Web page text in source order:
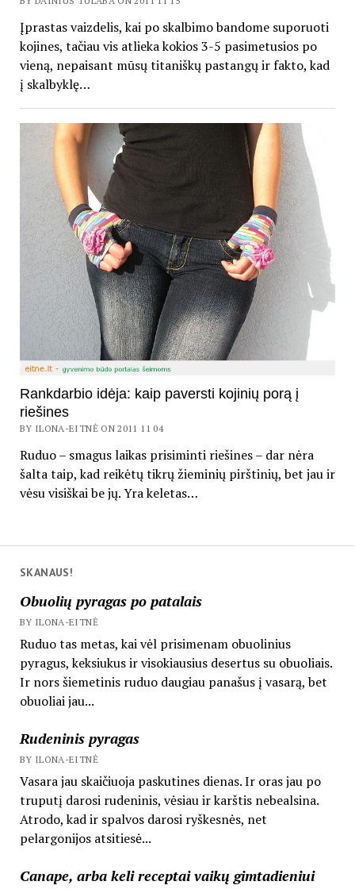
SKANAUS!
Obuolių pyragas po patalais
BY ILONA-EITNĖ
Ruduo tas metas, kai vėl prisimenam obuolinius
pyragus, keksiukus ir visokiausius desertus su obuoliais.
Ir nors šiemetinis ruduo daugiau panašus į vasarą, bet
obuoliai jau...
Rudeninis pyragas
BY ILONA-EITNĖ
Vasara jau skaičiuoja paskutines dienas. Ir oras jau po
truputį darosi rudeninis, vėsiau ir karštis nebealsina.
Atrodo, kad ir spalvos darosi ryškesnės, net
pelargonijos atsitiesė...
Canape, arba keli receptai vaikų gimtadieniui
Įprastas vaizdelis, kai po skalbimo bandome suporuoti
kojines, tačiau vis atlieka kokios 3-5 pasimetusios po
vieną, nepaisant mūsų titaniškų pastangų ir fakto, kad
į skalbyklę…
Rankdarbio idėja: kaip paversti kojinių porą į
riešines
BY ILONA-EITNĖ ON 2011 11 04
Ruduo – smagus laikas prisiminti riešines – dar nėra
šalta taip, kad reikėtų tikrų žieminių pirštinių, bet jau ir
vėsu visiškai be jų. Yra keletas…